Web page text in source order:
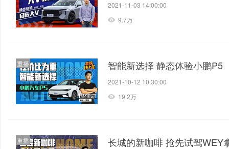
2021-11-03 14:00:00
9.7万
重播 智能新选择 静态体验小鹏P5
2021-10-12 10:30:00
19.2万
重播 长城的新咖啡 抢先试驾WEY